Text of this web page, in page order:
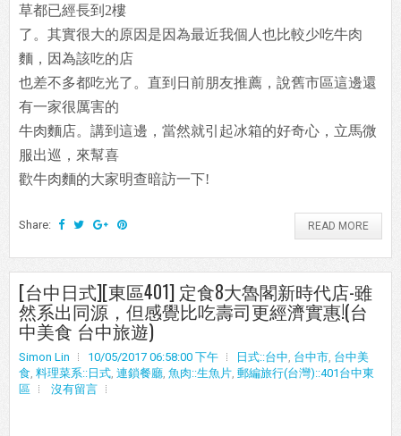
草都已經長到2樓
了。其實很大的原因是因為最近我個人也比較少吃牛肉
麵，因為該吃的店
也差不多都吃光了。直到日前朋友推薦，說舊市區這邊還
有一家很厲害的
牛肉麵店。講到這邊，當然就引起冰箱的好奇心，立馬微
服出巡，來幫喜
歡牛肉麵的大家明查暗訪一下!
Share: READ MORE
[台中日式][東區401] 定食8大魯閣新時代店-雖
然系出同源，但感覺比吃壽司更經濟實惠!(台
中美食 台中旅遊)
Simon Lin 10/05/2017 06:58:00 下午 日式::台中 台中市 台中美
食 料理菜系::日式 連鎖餐廳 魚肉::生魚片 郵編旅行(台灣)::401台中東
區
沒有留言